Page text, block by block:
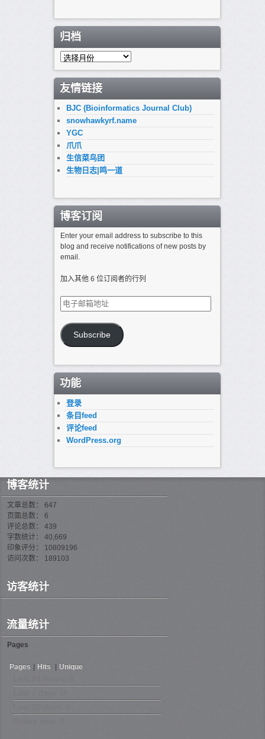
归档
归
友情链接
BJC (Bioinformatics Journal Club)
snowhawkyrf.name
YGC
爪爪
生信菜鸟团
生物日志|鸣一道
博客订阅
Enter your email address to subscribe to this
blog and receive notifications of new posts by
email.
加入其他 6 位订阅者的行列
电
子
箱
地
Subscribe
功能
登录
条目feed
评论feed
WordPress.org
博客统计
文章总数： 647
页面总数： 6
评论总数： 439
字数统计： 40,669
印象评分： 10809196
访问次数： 189103
访客统计
流量统计
Pages
Pages Hits Unique